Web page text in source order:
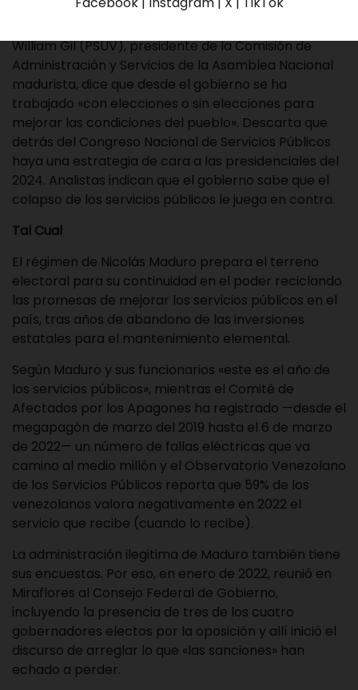
William Gil (PSUV), presidente de la Comisión de
Administración y Servicios de la Asamblea Nacional
madurista, dice que desde el gobierno se ha
trabajado «con elecciones o sin elecciones para
mejorar las condiciones del pueblo». Descarta que
detrás del Congreso Nacional de Servicios Públicos
haya una estrategia de cara a las presidenciales del
2024. Analistas indican que el gobierno sabe que el
colapso de los servicios públicos le juega en contra.
Tal Cual
El régimen de Nicolás Maduro prepara el terreno
electoral para su continuidad en el poder reciclando
las promesas de mejorar los servicios públicos en el
país, tras años de abandono de las inversiones
estatales para el mantenimiento elemental.
Según Maduro y sus funcionarios «este es el año de
los servicios públicos», mientras el Comité de
Afectados por los Apagones ha registrado —desde el
megapagón de marzo del 2019 hasta el 6 de marzo
de 2022— un número de fallas eléctricas que va
camino al medio millón y el Observatorio Venezolano
de los Servicios Públicos reporta que 59% de los
venezolanos valora negativamente en 2022 el
servicio que recibe (cuando lo recibe).
La administración ilegitima de Maduro también tiene
sus encuestas. Por eso, en enero de 2022, reunió en
Miraflores al Consejo Federal de Gobierno,
incluyendo la presencia de tres de los cuatro
gobernadores electos por la oposición y allí inició el
discurso de arreglar lo que «las sanciones» han
echado a perder.